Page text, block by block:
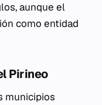
aunque el
como entidad
Pirineo
municipios